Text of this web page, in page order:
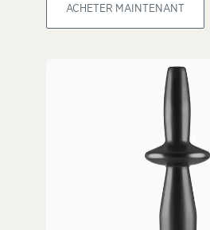
ACHETER MAINTENANT